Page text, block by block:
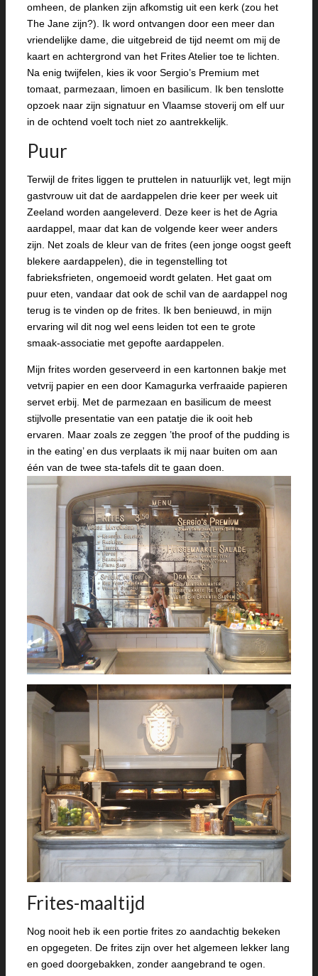
omheen, de planken zijn afkomstig uit een kerk (zou het
The Jane zijn?). Ik word ontvangen door een meer dan
vriendelijke dame, die uitgebreid de tijd neemt om mij de
kaart en achtergrond van het Frites Atelier toe te lichten.
Na enig twijfelen, kies ik voor Sergio’s Premium met
tomaat, parmezaan, limoen en basilicum. Ik ben tenslotte
opzoek naar zijn signatuur en Vlaamse stoverij om elf uur
in de ochtend voelt toch niet zo aantrekkelijk.
Puur
Terwijl de frites liggen te pruttelen in natuurlijk vet, legt mijn
gastvrouw uit dat de aardappelen drie keer per week uit
Zeeland worden aangeleverd. Deze keer is het de Agria
aardappel, maar dat kan de volgende keer weer anders
zijn. Net zoals de kleur van de frites (een jonge oogst geeft
blekere aardappelen), die in tegenstelling tot
fabrieksfrieten, ongemoeid wordt gelaten. Het gaat om
puur eten, vandaar dat ook de schil van de aardappel nog
terug is te vinden op de frites. Ik ben benieuwd, in mijn
ervaring wil dit nog wel eens leiden tot een te grote
smaak-associatie met gepofte aardappelen.
Mijn frites worden geserveerd in een kartonnen bakje met
vetvrij papier en een door Kamagurka verfraaide papieren
servet erbij. Met de parmezaan en basilicum de meest
stijlvolle presentatie van een patatje die ik ooit heb
ervaren. Maar zoals ze zeggen ’the proof of the pudding is
in the eating’ en dus verplaats ik mij naar buiten om aan
één van de twee sta-tafels dit te gaan doen.
Frites-maaltijd
Nog nooit heb ik een portie frites zo aandachtig bekeken
en opgegeten. De frites zijn over het algemeen lekker lang
en goed doorgebakken, zonder aangebrand te ogen.